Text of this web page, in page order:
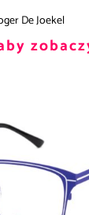
De Joekel